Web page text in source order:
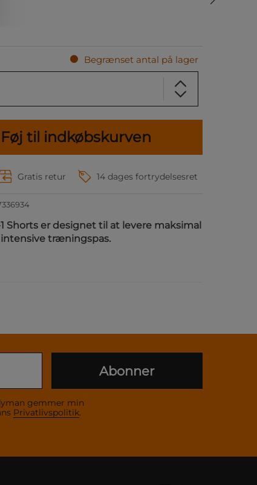
Begrænset antal på lager
Føj til indkøbskurven
Gratis retur 14 dages fortrydelsesret
Shorts er designet til at levere maksimal
træningspas.
gemmer min
Privatlivspolitik.
Abonner